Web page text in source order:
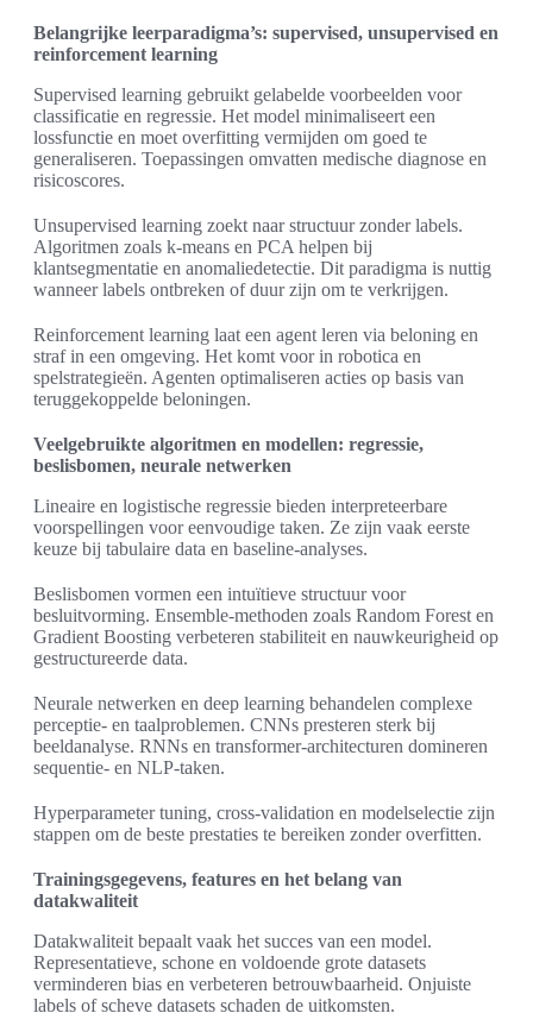
Belangrijke leerparadigma’s: supervised, unsupervised en
reinforcement learning
Supervised learning gebruikt gelabelde voorbeelden voor
classificatie en regressie. Het model minimaliseert een
lossfunctie en moet overfitting vermijden om goed te
generaliseren. Toepassingen omvatten medische diagnose en
risicoscores.
Unsupervised learning zoekt naar structuur zonder labels.
Algoritmen zoals k-means en PCA helpen bij
klantsegmentatie en anomaliedetectie. Dit paradigma is nuttig
wanneer labels ontbreken of duur zijn om te verkrijgen.
Reinforcement learning laat een agent leren via beloning en
straf in een omgeving. Het komt voor in robotica en
spelstrategieën. Agenten optimaliseren acties op basis van
teruggekoppelde beloningen.
Veelgebruikte algoritmen en modellen: regressie,
beslisbomen, neurale netwerken
Lineaire en logistische regressie bieden interpreteerbare
voorspellingen voor eenvoudige taken. Ze zijn vaak eerste
keuze bij tabulaire data en baseline-analyses.
Beslisbomen vormen een intuïtieve structuur voor
besluitvorming. Ensemble-methoden zoals Random Forest en
Gradient Boosting verbeteren stabiliteit en nauwkeurigheid op
gestructureerde data.
Neurale netwerken en deep learning behandelen complexe
perceptie- en taalproblemen. CNNs presteren sterk bij
beeldanalyse. RNNs en transformer-architecturen domineren
sequentie- en NLP-taken.
Hyperparameter tuning, cross-validation en modelselectie zijn
stappen om de beste prestaties te bereiken zonder overfitten.
Trainingsgegevens, features en het belang van
datakwaliteit
Datakwaliteit bepaalt vaak het succes van een model.
Representatieve, schone en voldoende grote datasets
verminderen bias en verbeteren betrouwbaarheid. Onjuiste
labels of scheve datasets schaden de uitkomsten.